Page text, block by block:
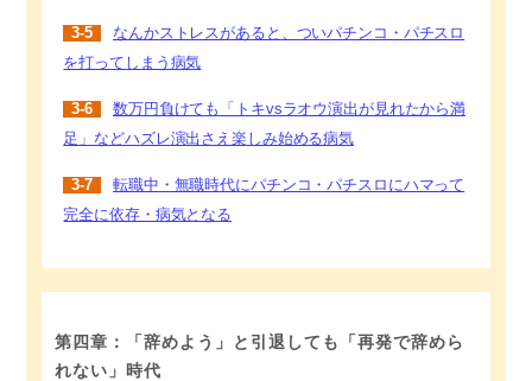
3-5
なんかストレスがあると、ついパチンコ・パチスロ
を打ってしまう病気
3-6
数万円負けても「トキvsラオウ演出が見れたから満
足」などハズレ演出さえ楽しみ始める病気
3-7
転職中・無職時代にパチンコ・パチスロにハマって
完全に依存・病気となる
第四章：「辞めよう」と引退しても「再発で辞めら
れない」時代